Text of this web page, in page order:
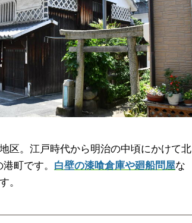
区。江戸時代から明治の中頃にかけて北
町です。 白壁の漆喰倉庫や廻船問屋な
。